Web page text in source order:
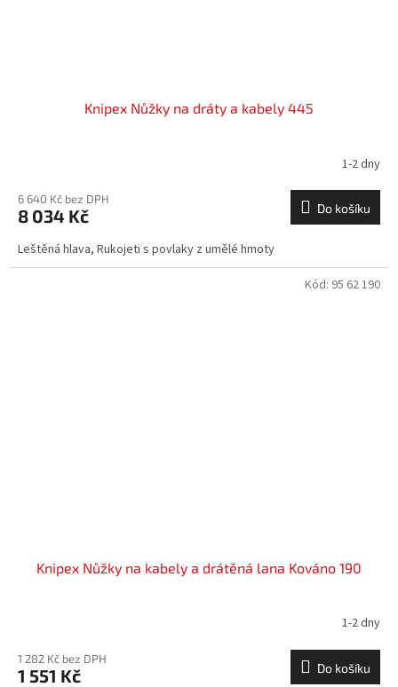
Knipex Nůžky na dráty a kabely 445
1-2 dny
6 640 Kč bez DPH
8 034 Kč Do košíku
Leštěná hlava, Rukojeti s povlaky z umělé hmoty
Knipex Nůžky na kabely a drátěná lana Kováno 190
1-2 dny
1 282 Kč bez DPH
1 551 Kč Do košíku
Kód: 95 62 190